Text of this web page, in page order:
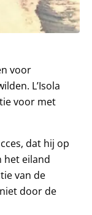
voor
L’Isola
voor met
dat hij op
het eiland
van de
door de